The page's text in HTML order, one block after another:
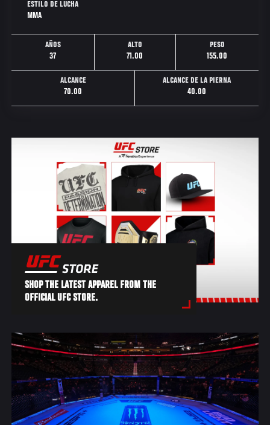
ESTILO DE LUCHA
MMA
AÑOS
37
ALTO
71.00
PESO
155.00
ALCANCE
70.00
ALCANCE DE LA PIERNA
40.00
SHOP THE LATEST APPAREL FROM THE
OFFICIAL UFC STORE.